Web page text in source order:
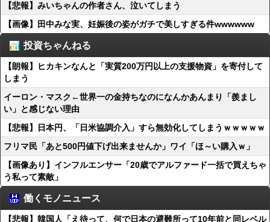
【悲報】みいちゃんの作者さん、泣いてしまう
【画像】田中みな実、妊娠後の姿がガチで美しすぎる件wwwwww
投資ちゃんねる
【朗報】ヒカキンなんと「実質200万円以上の支援物資」を寄付して
しまう
イーロン・マスク←世界一の金持ちなのになんかあんまり「羨まし
い」と感じない理由
【悲報】日本円、「日米協調介入」すら無効化してしまうｗｗｗｗｗ
フリマ民「あと500円値下げ出来ませんか」ワイ「ほ～い購入ｗ」
【画像あり】インフルエンサー「20歳でアルファード一括で買えちゃ
う私って素敵」
働くモノニュース
【悲報】韓国人「え待って、何で日本の避難所って10年前と同レベル